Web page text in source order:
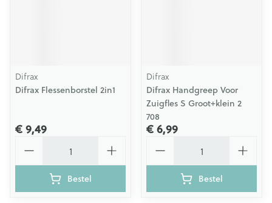
Difrax
Difrax Flessenborstel 2in1
€ 9,49
Bestel
Difrax
Difrax Handgreep Voor
Zuigfles S Groot+klein 2
708
€ 6,99
Bestel